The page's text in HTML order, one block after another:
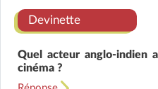
Devinette
Quel acteur anglo-indien
cinéma ?